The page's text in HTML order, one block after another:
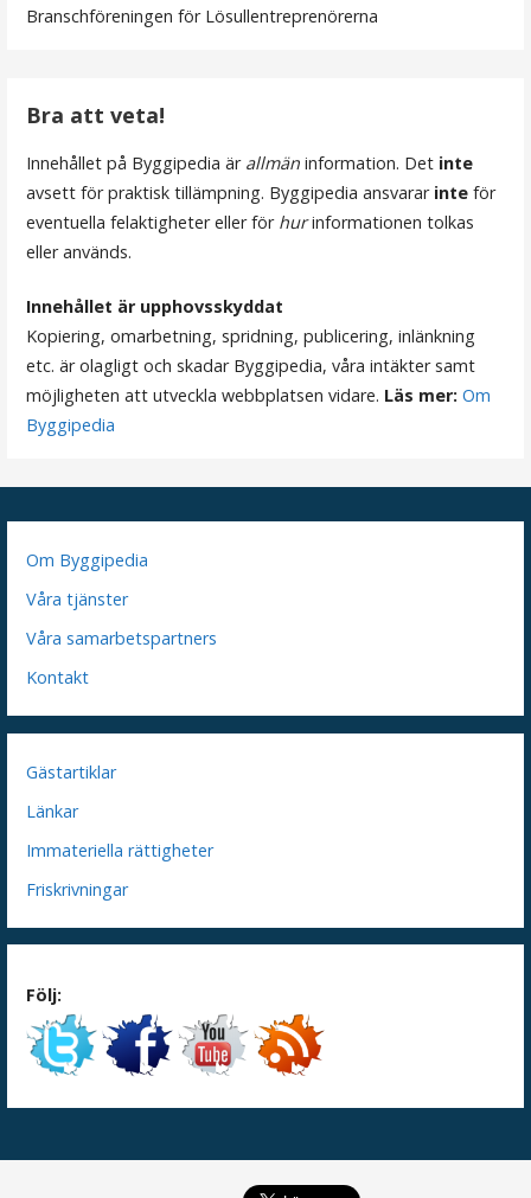
n
Branschföreningen för Lösullentreprenörerna
Bra att veta!
Innehållet på Byggipedia är allmän information. Det inte
avsett för praktisk tillämpning. Byggipedia ansvarar inte för
eventuella felaktigheter eller för hurinformationen tolkas
eller används.
Innehållet är upphovsskyddat
Kopiering, omarbetning, spridning, publicering, inlänkning
etc. är olagligt och skadar Byggipedia, våra intäkter samt
möjligheten att utveckla webbplatsen vidare. Läs mer: Om
Byggipedia
Om Byggipedia
Våra tjänster
Våra samarbetspartners
Kontakt
Gästartiklar
Länkar
Immateriella rättigheter
Friskrivningar
Följ: